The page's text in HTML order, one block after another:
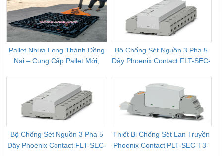
Pallet Nhựa Long Thành Đồng
Nai – Cung Cấp Pallet Mới,
Bộ Chống Sét Nguồn 3 Pha 5
Dây Phoenix Contact FLT-SEC-
Bộ Chống Sét Nguồn 3 Pha 5
Dây Phoenix Contact FLT-SEC-
Thiết Bị Chống Sét Lan Truyền
Phoenix Contact PLT-SEC-T3-